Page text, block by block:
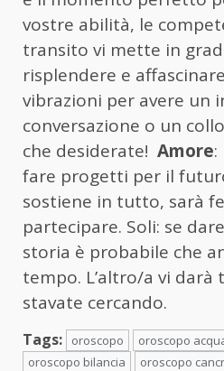
vostre abilità, le
transito vi mette in
risplendere e
vibrazioni per avere un
conversazione o un
che desiderate! Amore:
fare progetti per il
sostiene in tutto, sarà
partecipare. Soli: se
storia è probabile che
tempo. L’altro/a vi darà
stavate cercando.
Tags: oroscopo oroscopo
oroscopo bilancia
oroscopo